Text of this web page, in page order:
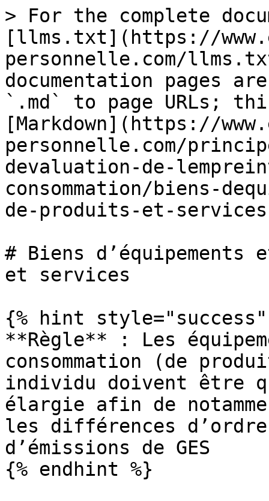
> For the complete
[llms.txt](https://
personnelle.com/
documentation pages
`.md` to page URLs;
[Markdown](https://
personnelle.com/
devaluation-de-
consommation/biens-
de-produits-et-
# Biens d’équipements
et services
{% hint style="success"
**Règle** : Les
consommation (de
individu doivent être
élargie afin de
les différences
d’émissions de GES
{% endhint %}